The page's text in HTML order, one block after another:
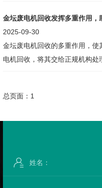
金坛废电机回收发挥多重作用，
2025-09-30
金坛废电机回收的多重作用，
电机回收，将其交给正规机构
总页面：1